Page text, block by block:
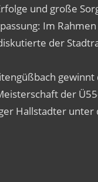
und große
Im
der
gewinnt
der
Hallstadter unter